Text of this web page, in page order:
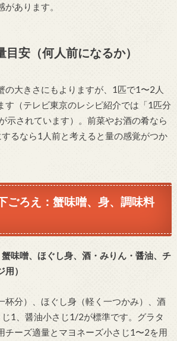
あります。
目安（何人前になるか）
の大きさにもよりますが、1匹で1〜2人
す（テレビ東京のレシピ紹介では「1匹分
示されています）。前菜やお酒の肴なら
るなら1人前と考えると量の感覚がつか
ごろえ：蟹味噌、身、調味料
味噌、ほぐし身、酒・みりん・醤油、チ
）
杯分）、ほぐし身（軽く一つかみ）、酒
1、醤油小さじ1/2が標準です。グラタ
チーズ適量とマヨネーズ小さじ1〜2を用